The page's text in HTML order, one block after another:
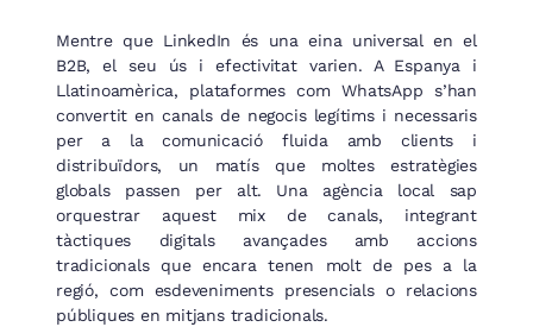
Mentre que LinkedIn és una eina universal en el
B2B, el seu ús i efectivitat varien. A Espanya i
Llatinoamèrica, plataformes com WhatsApp s’han
convertit en canals de negocis legítims i necessaris
per a la comunicació fluida amb clients i
distribuïdors, un matís que moltes estratègies
globals passen per alt. Una agència local sap
orquestrar aquest mix de canals, integrant
tàctiques digitals avançades amb accions
tradicionals que encara tenen molt de pes a la
regió, com esdeveniments presencials o relacions
públiques en mitjans tradicionals.